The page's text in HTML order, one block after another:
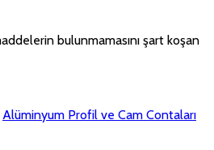
Alüminyum Profil ve Cam Contaları